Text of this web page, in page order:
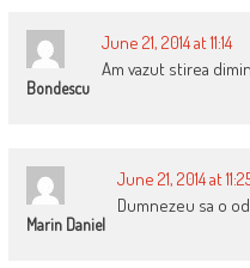
Bondescu
June 21, 2014 at 11:14
Am vazut stirea
Marin Daniel
June 21, 2014 at
Dumnezeu sa o